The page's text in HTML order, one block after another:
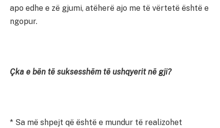
apo edhe e zë gjumi, atëherë ajo me të vërtetë është e
ngopur.
Çka e bën të suksesshëm të ushqyerit në gji?
* Sa më shpejt që është e mundur të realizohet